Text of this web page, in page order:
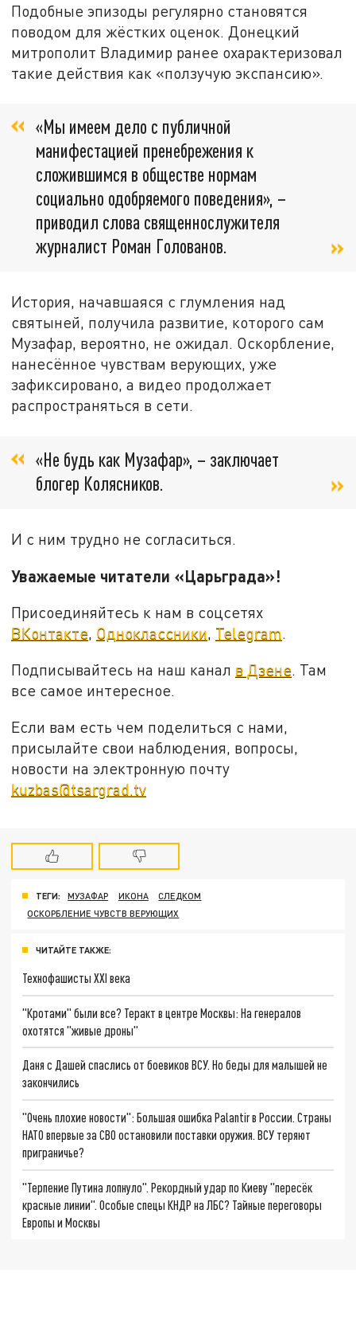
Подобные эпизоды регулярно становятся
поводом для жёстких оценок. Донецкий
митрополит Владимир ранее охарактеризовал
такие действия как «ползучую экспансию».
«Мы имеем дело с публичной
манифестацией пренебрежения к
сложившимся в обществе нормам
социально одобряемого поведения», –
приводил слова священнослужителя
журналист Роман Голованов.
История, начавшаяся с глумления над
святыней, получила развитие, которого сам
Музафар, вероятно, не ожидал. Оскорбление,
нанесённое чувствам верующих, уже
зафиксировано, а видео продолжает
распространяться в сети.
«Не будь как Музафар», – заключает
блогер Колясников.
И с ним трудно не согласиться.
Уважаемые читатели «Царьграда»!
Присоединяйтесь к нам в соцсетях
ВКонтакте, Одноклассники, Telegram.
Подписывайтесь на наш канал в Дзене. Там
все самое интересное.
Если вам есть чем поделиться с нами,
присылайте свои наблюдения, вопросы,
новости на электронную почту
kuzbas@tsargrad.tv
ТЕГИ: МУЗАФАР ИКОНА
СЛЕДКОМ
ОСКОРБЛЕНИЕ ЧУВСТВ ВЕРУЮЩИХ
ЧИТАЙТЕ ТАКЖЕ:
Технофашисты XXI века
"Кротами" были все? Теракт в центре Москвы: На генералов
охотятся "живые дроны"
Даня с Дашей спаслись от боевиков ВСУ. Но беды для малышей не
закончились
"Очень плохие новости": Большая ошибка Palantir в России. Страны
НАТО впервые за СВО остановили поставки оружия. ВСУ теряют
приграничье?
"Терпение Путина лопнуло". Рекордный удар по Киеву "пересёк
красные линии". Особые спецы КНДР на ЛБС? Тайные переговоры
Европы и Москвы